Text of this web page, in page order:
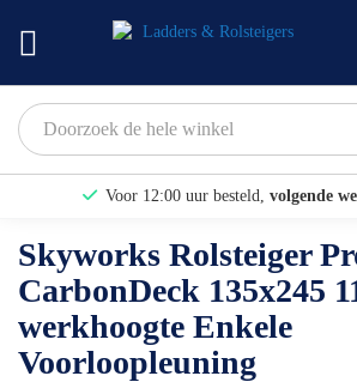
Voor 12:00 uur besteld, volgende
Bekijk hier onze
Binnen 1 dag een gratis
Skyworks Rolsteiger
CarbonDeck 135x245
werkhoogte Enkele
Voorloopleuning